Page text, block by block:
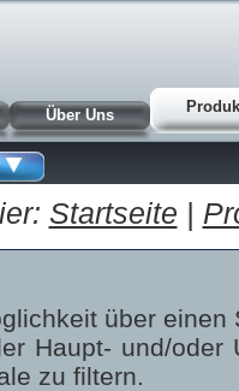
Über Uns
Startseite |
über
Haupt- und/
zu filtern.